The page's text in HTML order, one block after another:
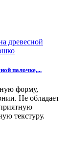
палочке,...
форму,
Не обладает
текстуру.